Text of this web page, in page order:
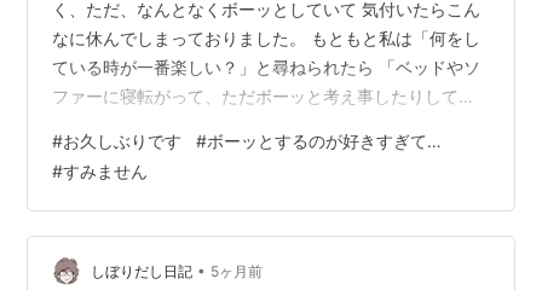
く、ただ、なんとなくボーッとしていて 気付いたらこん
なに休んでしまっておりました。 もともと私は「何をし
ている時が一番楽しい？」と尋ねられたら 「ベッドやソ
ファーに寝転がって、ただボーッと考え事したりしてる
じゃないかと思ったり（笑） もし、私の前世が本当にナ
マケモノだったなら、仲間であるオオアリクイに強く 惹
かれるのも当然だわー、なんて腑に落ちたりするので
す。 もしもご心配おかけしてしまっていたら申し訳あり
ません。 家族も皆元気です。 さっき「なんとなくボーッ
#お久しぶりです #ボーッとするのが好きすぎて…
#すみません
しぼりだし日記 • 5ヶ月前